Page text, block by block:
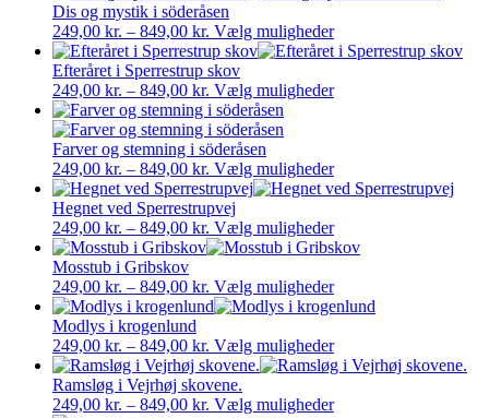
Dis og mystik i söderåsen
249,00 kr. – 849,00 kr. Prisinterval:
249,00 kr.
til
849,00 kr.
Vælg mulighederDette
vare
flere
vælges
på
Efteråret i Sperrestrup skov
249,00 kr. – 849,00 kr. Prisinterval:
249,00 kr.
til
849,00 kr.
Vælg mulighederDette
varianter.
Mulighederne
vælges
på
Farver og stemning i söderåsen
249,00 kr. – 849,00 kr. Prisinterval:
249,00 kr.
til
849,00 kr.
Vælg mulighederDette
vare
flere
varianter.
kan
vælges
varesiden
Hegnet ved Sperrestrupvej
249,00 kr. – 849,00 kr. Prisinterval:
249,00 kr.
849,00 kr.
Vælg mulighederDette
vare
flere
varianter.
kan
vælges
varesiden
Mosstub i Gribskov
249,00 kr. – 849,00 kr. Prisinterval:
249,00 kr.
849,00 kr.
Vælg mulighederDette
vare
flere
varianter.
kan
Modlys i krogenlund
249,00 kr. – 849,00 kr. Prisinterval:
249,00 kr.
til
849,00 kr.
Vælg mulighederDette
vare
flere
Ramsløg i Vejrhøj skovene.
249,00 kr. – 849,00 kr. Prisinterval:
Vælg mulighederDette